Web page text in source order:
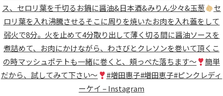
ス、セロリ葉を千切る お鍋に醤油&日本酒&みりん少々&玉葱
セ
ロリ葉を入れ沸騰させるそこに周りを焼いたお肉を入れ蓋をして
弱火で8分。火を止めて4分取り出して薄く切る間に醤油ソースを
煮詰めて、お肉にかけながら、わさびとクレソンを巻いて頂く こ
の時マッシュポテトも一緒に巻くと、頬っぺた落ちます〜
簡単
だから、試してみて下さい〜
#増田惠子#増田恵子#ピンクレディ
ーケイ – Instagram